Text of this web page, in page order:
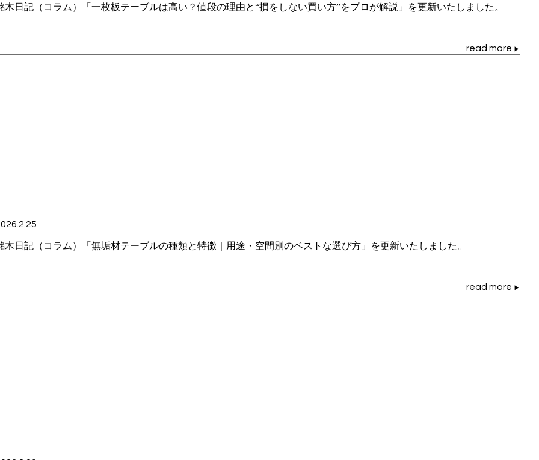
木日記（コラム）「一枚板テーブルは高い？値段の理由と“損をしない買い方”をプロが解説」を更新いたしました。
read more ▶
木日記（コラム）「無垢材テーブルの種類と特徴｜用途・空間別のベストな選び方」を更新いたしました。
read more ▶